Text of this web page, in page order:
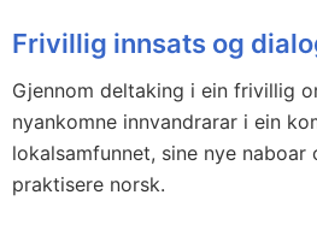
Frivillig innsats og
Gjennom deltaking i ein frivillig
nyankomne innvandrarar i ein
lokalsamfunnet, sine nye naboar
praktisere norsk.